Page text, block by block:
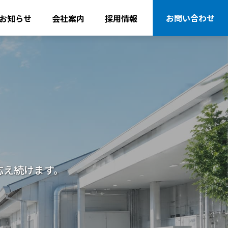
知らせ 会社案内 採用情報 お問い合わせ
続けます。